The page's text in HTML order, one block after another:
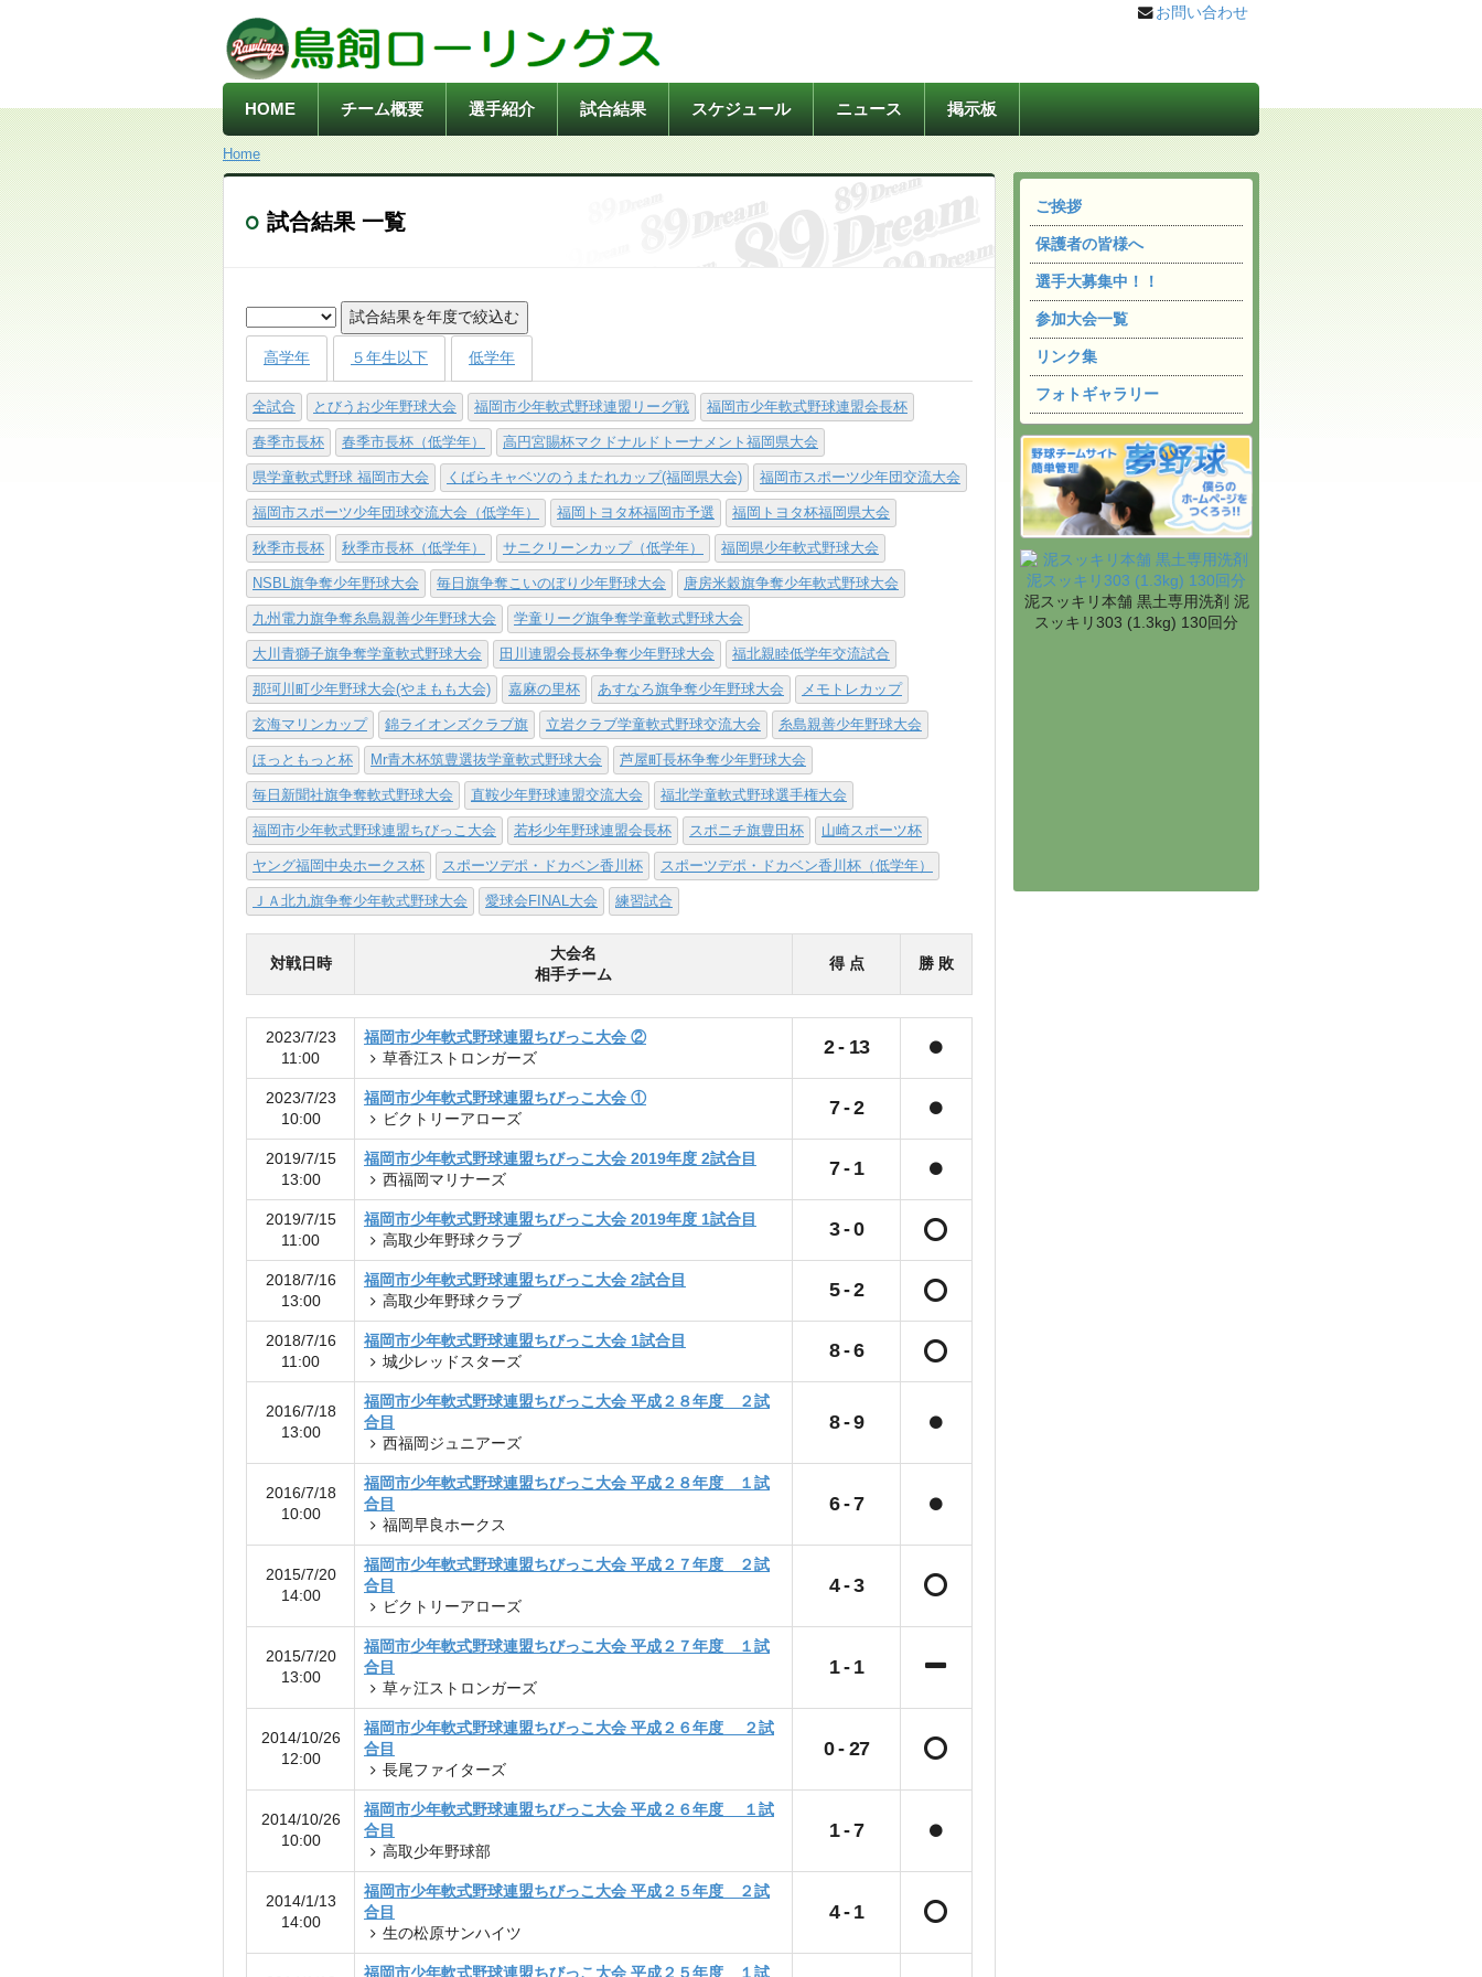
お問い合わせ
HOME チーム概要 選手紹介 試合結果 スケジュール ニュース 掲示板
ご挨拶
保護者の皆様へ
選手大募集中！！
参加大会一覧
リンク集
フォトギャラリー
泥スッキリ本舗 黒土専用洗剤 泥
スッキリ303 (1.3kg) 130回分
Home
試合結果 一覧
試合結果を年度で絞込む
高学年 ５年生以下 低学年
全試合 とびうお少年野球大会 福岡市少年軟式野球連盟リーグ戦 福岡市少年軟式野球連盟会長杯
春季市長杯 春季市長杯（低学年） 高円宮賜杯マクドナルドトーナメント福岡県大会
県学童軟式野球 福岡市大会 くばらキャベツのうまたれカップ(福岡県大会) 福岡市スポーツ少年団交流大会
福岡市スポーツ少年団球交流大会（低学年） 福岡トヨタ杯福岡市予選 福岡トヨタ杯福岡県大会
秋季市長杯 秋季市長杯（低学年） サニクリーンカップ（低学年） 福岡県少年軟式野球大会
NSBL旗争奪少年野球大会 毎日旗争奪こいのぼり少年野球大会 唐房米穀旗争奪少年軟式野球大会
九州電力旗争奪糸島親善少年野球大会 学童リーグ旗争奪学童軟式野球大会
大川青獅子旗争奪学童軟式野球大会 田川連盟会長杯争奪少年野球大会 福北親睦低学年交流試合
那珂川町少年野球大会(やまもも大会) 嘉麻の里杯 あすなろ旗争奪少年野球大会 メモトレカップ
玄海マリンカップ 錦ライオンズクラブ旗 立岩クラブ学童軟式野球交流大会 糸島親善少年野球大会
ほっともっと杯 Mr青木杯筑豊選抜学童軟式野球大会 芦屋町長杯争奪少年野球大会
毎日新聞社旗争奪軟式野球大会 直鞍少年野球連盟交流大会 福北学童軟式野球選手権大会
福岡市少年軟式野球連盟ちびっこ大会 若杉少年野球連盟会長杯 スポニチ旗豊田杯 山崎スポーツ杯
ヤング福岡中央ホークス杯 スポーツデポ・ドカベン香川杯 スポーツデポ・ドカベン香川杯（低学年）
ＪＡ北九旗争奪少年軟式野球大会 愛球会FINAL大会 練習試合
対戦日時
大会名
相手チーム
得 点 勝 敗
2023/7/23
11:00
福岡市少年軟式野球連盟ちびっこ大会 ②
草香江ストロンガーズ
2- 13
2023/7/23
10:00
福岡市少年軟式野球連盟ちびっこ大会 ①
ビクトリーアローズ
7-2
2019/7/15
13:00
福岡市少年軟式野球連盟ちびっこ大会 2019年度 2試合目
西福岡マリナーズ
7- 1
2019/7/15
11:00
福岡市少年軟式野球連盟ちびっこ大会 2019年度 1試合目
高取少年野球クラブ
3-0
2018/7/16
13:00
福岡市少年軟式野球連盟ちびっこ大会 2試合目
高取少年野球クラブ
5-2
2018/7/16
11:00
福岡市少年軟式野球連盟ちびっこ大会 1試合目
城少レッドスターズ
8-6
2016/7/18
13:00
福岡市少年軟式野球連盟ちびっこ大会 平成２８年度 ２試
合目
西福岡ジュニアーズ
8-9
2016/7/18
10:00
福岡市少年軟式野球連盟ちびっこ大会 平成２８年度 １試
合目
福岡早良ホークス
6-7
2015/7/20
14:00
福岡市少年軟式野球連盟ちびっこ大会 平成２７年度 ２試
合目
ビクトリーアローズ
4-3
2015/7/20
13:00
福岡市少年軟式野球連盟ちびっこ大会 平成２７年度 １試
合目
草ヶ江ストロンガーズ
1- 1
2014/10/26
12:00
福岡市少年軟式野球連盟ちびっこ大会 平成２６年度 ２試
合目
長尾ファイターズ
0- 27
2014/10/26
10:00
福岡市少年軟式野球連盟ちびっこ大会 平成２６年度 １試
合目
高取少年野球部
1-7
2014/1/13
14:00
福岡市少年軟式野球連盟ちびっこ大会 平成２５年度 ２試
合目
生の松原サンハイツ
4- 1
福岡市少年軟式野球連盟ちびっこ大会 平成２５年度 １試